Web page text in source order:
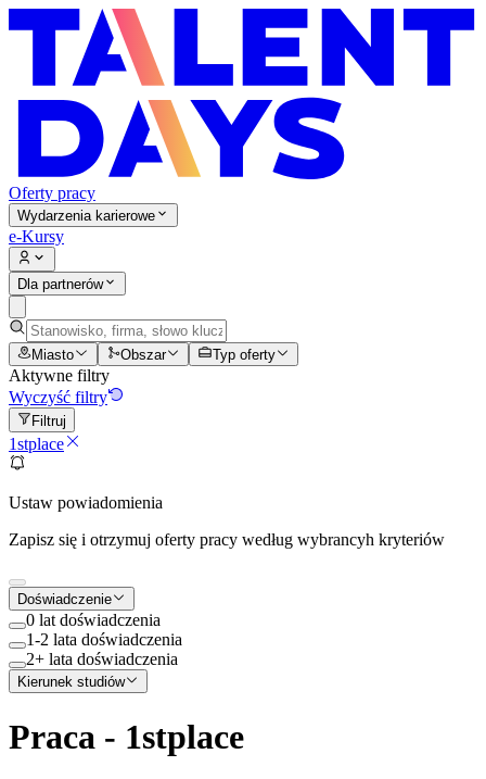
Oferty pracy
Wydarzenia karierowe
e-Kursy
Dla partnerów
Miasto Obszar Typ oferty
Aktywne filtry
Wyczyść filtry
Filtruj
1stplace
Ustaw powiadomienia
Zapisz się i otrzymuj oferty pracy według wybrancyh kryteriów
Doświadczenie
0 lat doświadczenia
1-2 lata doświadczenia
2+ lata doświadczenia
Kierunek studiów
Praca - 1stplace